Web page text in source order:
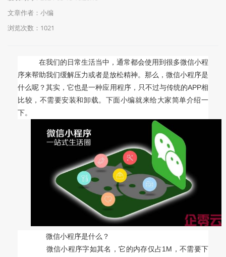
文章作者：小编
浏览次数： 1021
在我们的日常生活当中，通常都会使用到很多微信小程
序来帮助我们缓解压力或者是放松精神。那么，微信小程序是
什么呢？其实，它也是一种应用程序，只不过与传统的APP相
比较，不需要安装和卸载。下面小编就来给大家简单介绍一
下。
微信小程序是什么？
微信小程序字如其名，它的内存仅占1M，不需要下